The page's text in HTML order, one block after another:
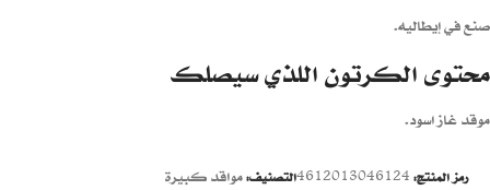
صنع في إيطاليه.
محتوى الكرتون اللذي سيصلك
موقد غاز اسود.
رمز المنتج: 4612013046124التصنيف:مواقد كبيرة